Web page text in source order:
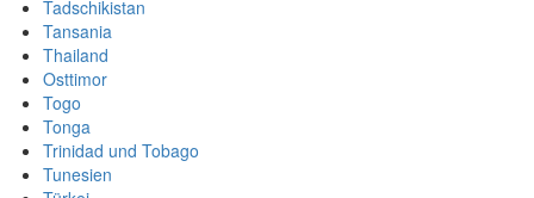
Tadschikistan
Tansania
Thailand
Osttimor
Togo
Tonga
Trinidad und Tobago
Tunesien